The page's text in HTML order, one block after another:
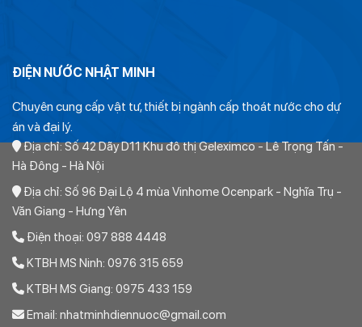
ĐIỆN NƯỚC NHẬT MINH
Chuyên cung cấp vật tư, thiết bị ngành cấp thoát nước cho dự
án và đại lý.
Địa chỉ: Số 42 Dãy D11 Khu đô thị Geleximco - Lê Trọng Tấn -
Hà Đông - Hà Nội
Địa chỉ: Số 96 Đại Lộ 4 mùa Vinhome Ocenpark - Nghĩa Trụ -
Văn Giang - Hưng Yên
Điện thoại: 097 888 4448
KTBH MS Ninh: 0976 315 659
KTBH MS Giang: 0975 433 159
Email: nhatminhdiennuoc@gmail.com